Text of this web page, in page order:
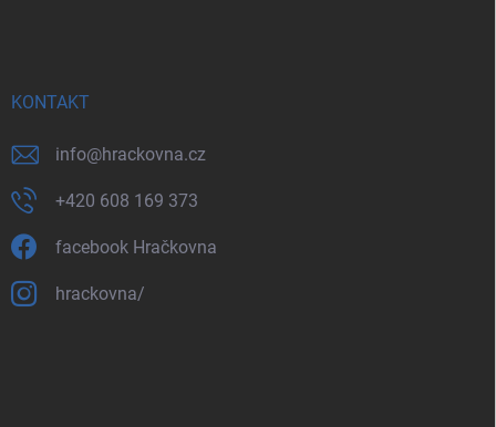
KONTAKT
info@hrackovna.cz
+420 608 169 373
facebook Hračkovna
hrackovna/